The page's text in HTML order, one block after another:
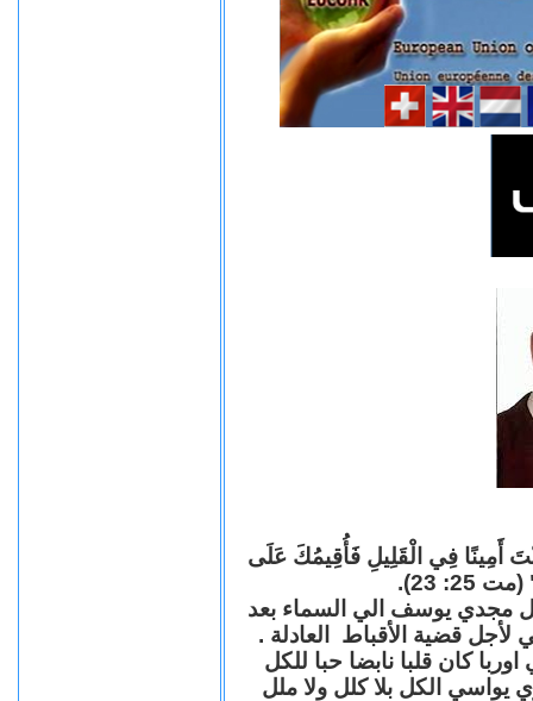
أَمِينًا فِي الْقَلِيلِ فَأُقِيمُكَ عَلَى
23).
مجدي يوسف الي السماء بعد
قضية الأقباط العادلة .
كان قلبا نابضا حبا للكل
يواسي الكل بلا كلل ولا ملل